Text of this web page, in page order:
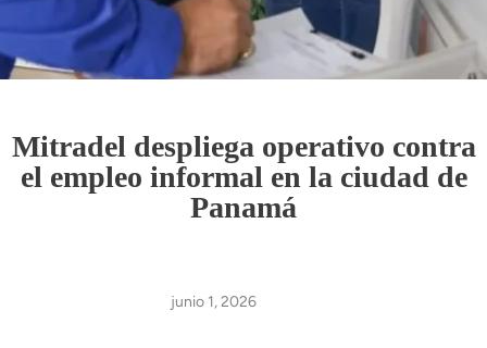
Mitradel despliega operativo contra
el empleo informal en la ciudad de
Panamá
junio 1, 2026